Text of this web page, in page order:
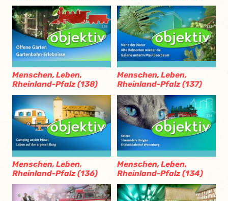
Menschen, Leben,
Rheinland-Pfalz (138)
Menschen, Leben,
Rheinland-Pfalz (137)
Menschen, Leben,
Rheinland-Pfalz (136)
Menschen, Leben,
Rheinland-Pfalz (134)